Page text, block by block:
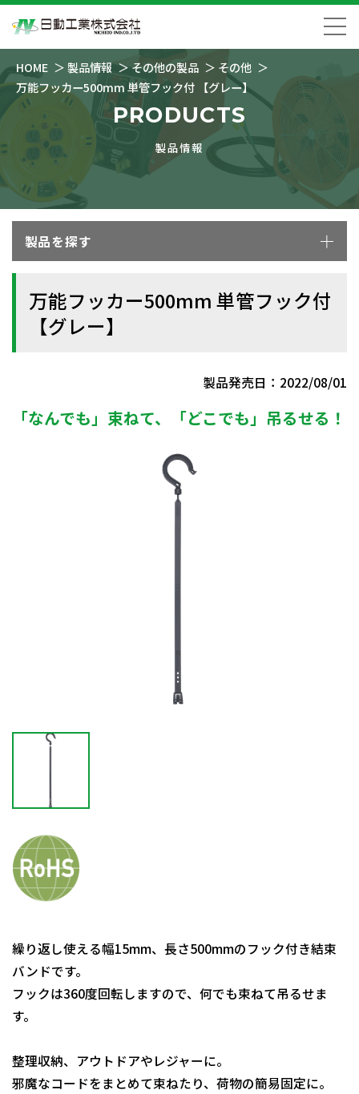
HOME 製品情報 その他の製品
その他
万能フッカー500mm 単管フック付 【グレー】
PRODUCTS
製品情報
製品を探す
万能フッカー500mm 単管フック付
【グレー】
製品発売日：2022/08/01
「なんでも」束ねて、「どこでも」吊るせる！
繰り返し使える幅15mm、長さ500mmのフック付き結束
バンドです。
フックは360度回転しますので、何でも束ねて吊るせま
す。
整理収納、アウトドアやレジャーに。
邪魔なコードをまとめて束ねたり、荷物の簡易固定に。